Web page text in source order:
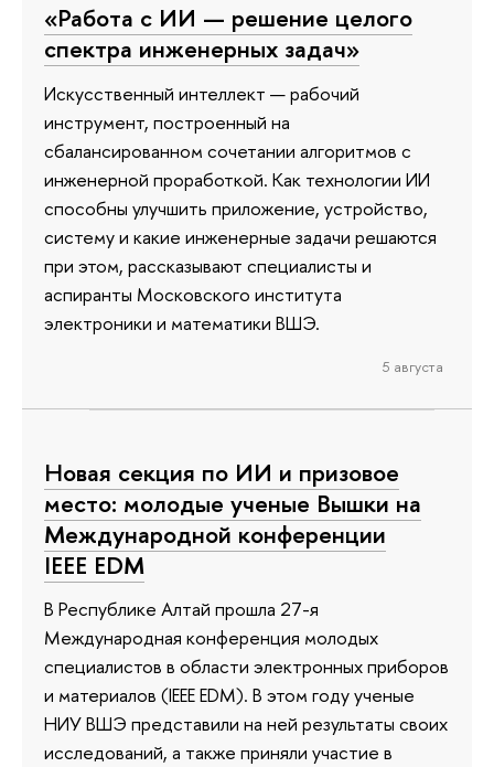
«Работа с ИИ — решение целого
спектра инженерных задач»
Искусственный интеллект — рабочий
инструмент, построенный на
сбалансированном сочетании алгоритмов с
инженерной проработкой. Как технологии ИИ
способны улучшить приложение, устройство,
систему и какие инженерные задачи решаются
при этом, рассказывают специалисты и
аспиранты Московского института
электроники и математики ВШЭ.
5 августа
Новая секция по ИИ и призовое
место: молодые ученые Вышки на
Международной конференции
IEEE EDM
В Республике Алтай прошла 27-я
Международная конференция молодых
специалистов в области электронных приборов
и материалов (IEEE EDM). В этом году ученые
НИУ ВШЭ представили на ней результаты своих
исследований, а также приняли участие в